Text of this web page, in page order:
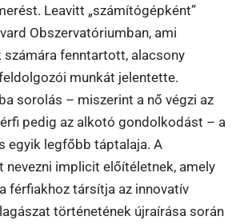
Leavitt „számítógépként”
Obszervatóriumban, ami
számára fenntartott, alacsony
munkát jelentette.
sorolás – miszerint a nő végzi az
pedig az alkotó gondolkodást – a
egyik legfőbb táptalaja. A
nevezni implicit előítéletnek, amely
férfiakhoz társítja az innovatív
történetének újraírása során